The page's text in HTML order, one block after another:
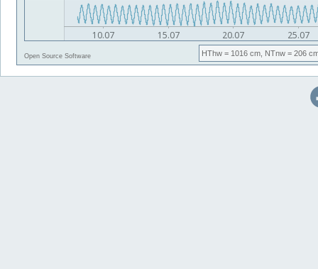
Open Source Software HThw = 1016 cm, NTnw = 206